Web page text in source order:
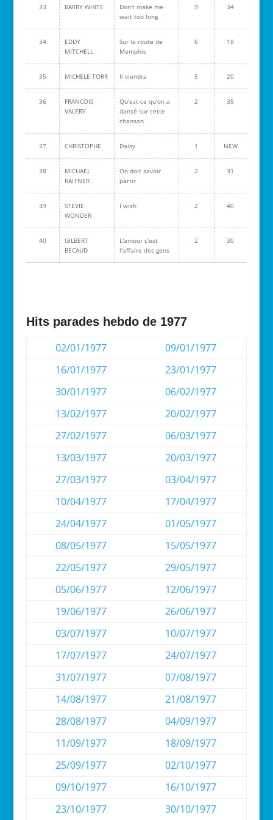
33 BARRY WHITE
Don't make me
wait too long
9 34
34
EDDY
MITCHELL
Sur la route de
Memphis
6 18
35 MICHELE TORR Il viendra 5 20
36
FRANCOIS
VALERY
Qu'est-ce qu'on a
dansé sur cette
chanson
2 35
37 CHRISTOPHE Daisy 1 NEW
38
MICHAEL
RAITNER
On doit savoir
partir
2 31
39
STEVIE
WONDER
I wish 2 40
40
GILBERT
BECAUD
L'amour c'est
l'affaire des gens
2 30
Hits parades hebdo de 1977
02/01/1977
09/01/1977
16/01/1977
23/01/1977
30/01/1977
06/02/1977
13/02/1977
20/02/1977
27/02/1977
06/03/1977
13/03/1977
20/03/1977
27/03/1977
03/04/1977
10/04/1977
17/04/1977
24/04/1977
01/05/1977
08/05/1977
15/05/1977
22/05/1977
29/05/1977
05/06/1977
12/06/1977
19/06/1977
26/06/1977
03/07/1977
10/07/1977
17/07/1977
24/07/1977
31/07/1977
07/08/1977
14/08/1977
21/08/1977
28/08/1977
04/09/1977
11/09/1977
18/09/1977
25/09/1977
02/10/1977
09/10/1977
16/10/1977
23/10/1977
30/10/1977